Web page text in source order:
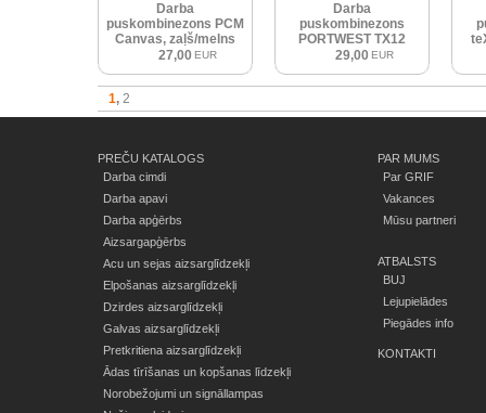
Darba
puskombinezons PCM
Canvas, zaļš/melns
27,00 EUR
Darba
puskombinezons
PORTWEST TX12
pelēks/oranžs
29,00 EUR
1 2
PREČU KATALOGS
Darba cimdi
Darba apavi
Darba apģērbs
Aizsargapģērbs
Acu un sejas aizsarglīdzekļi
Elpošanas aizsarglīdzekļi
Dzirdes aizsarglīdzekļi
Galvas aizsarglīdzekļi
Pretkritiena aizsarglīdzekļi
Ādas tīrīšanas un kopšanas līdzekļi
Norobežojumi un signāllampas
PAR MUMS
Par GRIF
Vakances
Mūsu partneri
ATBALSTS
BUJ
Lejupielādes
Piegādes info
KONTAKTI